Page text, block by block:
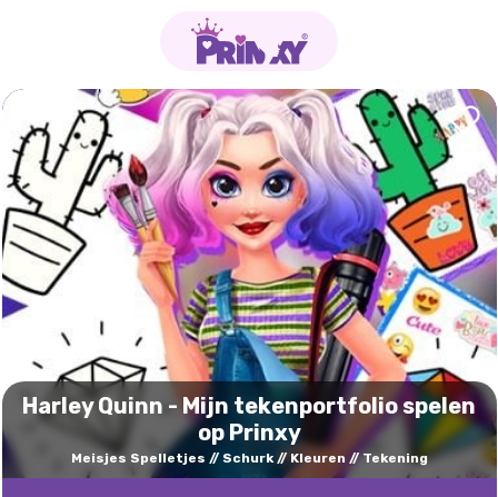
Harley Quinn - Mijn tekenportfolio spelen
op Prinxy
Meisjes Spelletjes Schurk Kleuren Tekening